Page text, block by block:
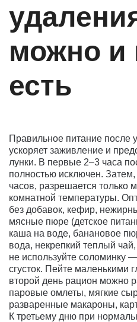
можно и
есть
Правильное питание после
ускоряет заживление и
лунки. В первые 2–3 часа
полностью исключен.
часов, разрешается только
комнатной температуры.
без добавок, кефир,
мясные пюре (детское
каша на воде, банановое
вода, некрепкий теплый
не используйте соломинку
сгусток. Пейте маленькими
второй день рацион можно
паровые омлеты, мягкие
разваренные макароны,
К третьему дню при